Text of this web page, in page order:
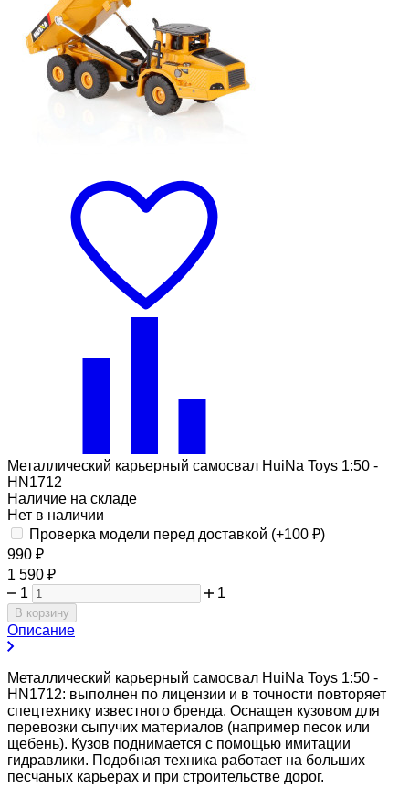
Металлический карьерный самосвал HuiNa Toys 1:50 -
HN1712
Наличие на складе
Нет в наличии
Проверка модели перед доставкой (+100 ₽)
990 ₽
1 590 ₽
1
1
В корзину
Описание
Металлический карьерный самосвал HuiNa Toys 1:50 -
HN1712: выполнен по лицензии и в точности повторяет
спецтехнику известного бренда. Оснащен кузовом для
перевозки сыпучих материалов (например песок или
щебень). Кузов поднимается с помощью имитации
гидравлики. Подобная техника работает на больших
песчаных карьерах и при строительстве дорог.